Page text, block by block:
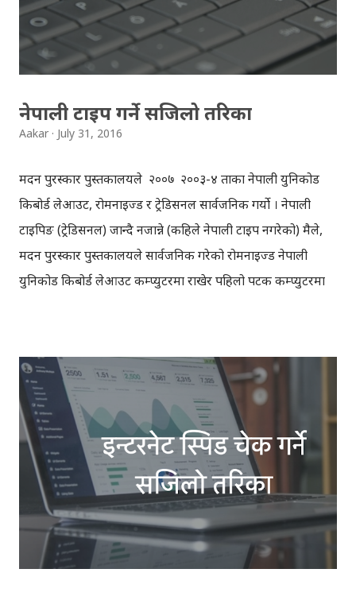
नामै काफी छ भने झैँ, 'द ग्रेट सस्पेन्डर' ले हामीले खोलेको तर प्रयोग
नगरेका ...
नेपाली टाइप गर्ने सजिलो तरिका
Aakar July 31, 2016
मदन पुरस्कार पुस्तकालयले २००७ २००३-४ ताका नेपाली युनिकोड
किबोर्ड लेआउट, रोमनाइज्ड र ट्रेडिसनल सार्वजनिक गर्यो । नेपाली
टाइपिङ (ट्रेडिसनल) जान्दै नजान्ने (कहिले नेपाली टाइप नगरेको) मैले,
मदन पुरस्कार पुस्तकालयले सार्वजनिक गरेको रोमनाइज्ड नेपाली
युनिकोड किबोर्ड लेआउट कम्प्युटरमा राखेर पहिलो पटक कम्प्युटरमा
पनि इन्टरनेट प्रयोगकर्ताहरु नेपाली टाइप गर्नुपर्दा अप्ठ्यारो मान्छन् ।
मलाई धेरैले सोध्ने गरेको प्रश्न भनेको, "फेसबुकमा कसरी नेपाली टाइप
गर्ने?" अत: यो ब्लगमा मदन पुरस्कार पुस्तकालय (मपुपु) ले निर्माण
गरेको नेपाली युनिकोड किबोर्ड लेआउट बारे चर्चा गर्दैछु। प्रिती, कान्तिपुर
लगायतका 'ट्रु टाइप फन्ट' (ttf) प्रयोग गरेर ट्रेडिसनल लेआउटमा नेपाली
टाइप गर्ने प्रयोगकर्ताहरुले, नेपाली ट्रेडिसनल युनिकोड किबोर्ड लेआउट
राखेर, इन्टरनेटमा सजिलै सँग नेपालीमा लेख्न सक्छन् । भन्नुको मतलब,
तपाईलाई पहिले नै नेपाली टाइपिङ आउँछ भने टाइपिङ गर्ने तरिका उही
हुन्छ, उही ...